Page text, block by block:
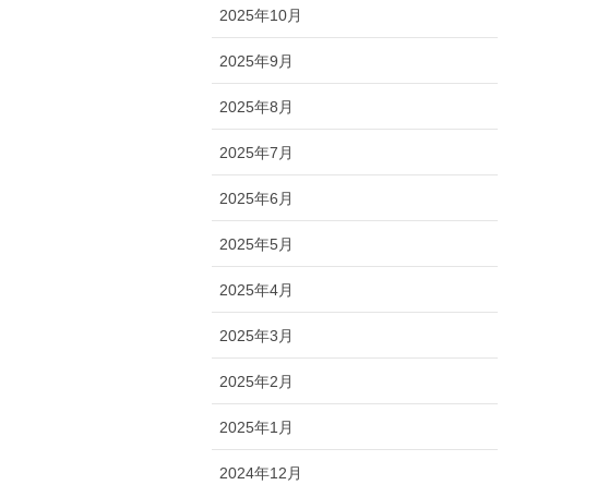
2025年10月
2025年9月
2025年8月
2025年7月
2025年6月
2025年5月
2025年4月
2025年3月
2025年2月
2025年1月
2024年12月